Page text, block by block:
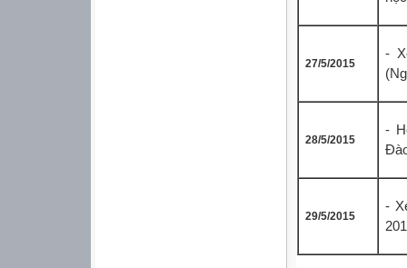
27/5/2015
-
28/5/2015
-
29/5/2015
-